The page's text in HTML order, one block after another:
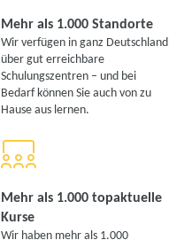
Mehr als 1.000 Standorte
Wir verfügen in ganz Deutschland
über gut erreichbare
Schulungszentren – und bei
Bedarf können Sie auch von zu
Hause aus lernen.
Mehr als 1.000 topaktuelle
Kurse
Wir haben mehr als 1.000